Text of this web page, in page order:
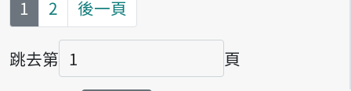
第
1 2 後一頁
跳去第
頁碼
頁